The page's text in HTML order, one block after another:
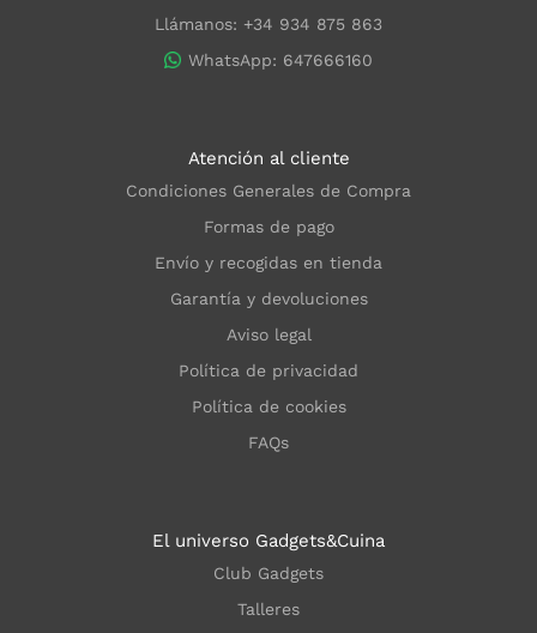
Llámanos: +34 934 875 863
WhatsApp: 647666160
Atención al cliente
Condiciones Generales de Compra
Formas de pago
Envío y recogidas en tienda
Garantía y devoluciones
Aviso legal
Política de privacidad
Política de cookies
FAQs
El universo Gadgets&Cuina
Club Gadgets
Talleres